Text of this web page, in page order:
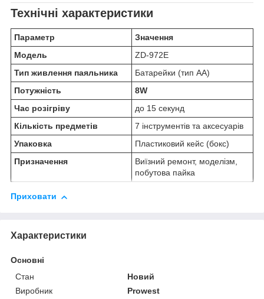
Технічні характеристики
Параметр
Значення
Модель
ZD-972E
Тип живлення паяльника
Батарейки (тип AA)
Потужність
8W
Час розігріву
до 15 секунд
Кількість предметів
7 інструментів та аксесуарів
Упаковка
Пластиковий кейс (бокс)
Призначення
Виїзний ремонт, моделізм,
побутова пайка
Приховати
Характеристики
Основні
Стан
Новий
Виробник
Prowest